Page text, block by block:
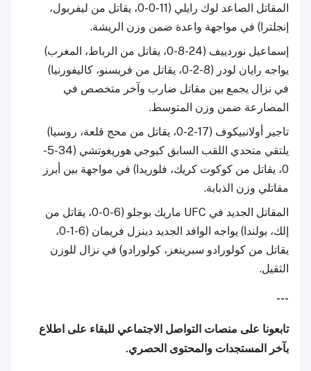
المقاتل الصاعد لوك رايلي (11-0-0، يقاتل من ليفربول،
إنجلترا) في مواجهة واعدة ضمن وزن الريشة.
إسماعيل نوردييف (24-8-0، يقاتل من الرباط، المغرب)
يواجه رايان لودر (8-2-0، يقاتل من فريسنو، كاليفورنيا)
في نزال يجمع بين مقاتل ضارب وآخر متخصص في
المصارعة ضمن وزن المتوسط.
تاجير أولانبيكوف (17-2-0، يقاتل من محج قلعة، روسيا)
يلتقي متحدي اللقب السابق كيوجي هوريغوتشي (34-5-
0، يقاتل من كوكوت كريك، فلوريدا) في مواجهة بين أبرز
مقاتلي وزن الذبابة.
المقاتل الجديد في UFC ماريك بوجلو (6-0-0، يقاتل من
إلك، بولندا) يواجه الوافد الجديد دينزل فريمان (6-1-0،
يقاتل من كولورادو سبرينغز، كولورادو) في نزال للوزن
الثقيل.
---
تابعونا على منصات التواصل الاجتماعي للبقاء على اطلاع
بآخر المستجدات والمحتوى الحصري.